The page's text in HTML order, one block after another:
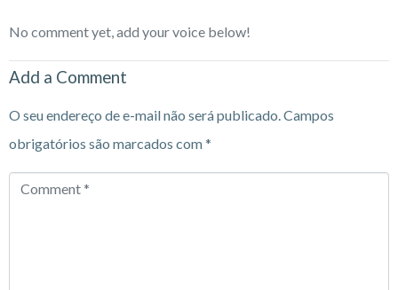
No comment yet, add your voice below!
Add a Comment
O seu endereço de e-mail não será publicado. Campos
obrigatórios são marcados com*
Comment